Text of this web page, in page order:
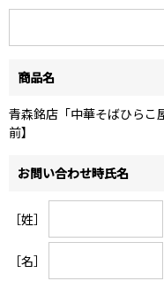
商品名
青森銘店「中華そばひら
前】
お問い合わせ時氏名
［姓］
［名］